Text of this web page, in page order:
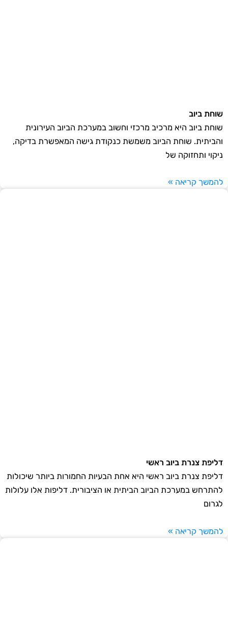
שוחת ביוב
שוחת ביוב היא מרכיב מרכזי וחשוב במערכת הביוב העירונית
והביתית. שוחת הביוב משמשת כנקודת גישה המאפשרת בדיקה,
ניקוי ותחזוקה של
להמשך קריאה »
דליפת צנרת ביוב ראשי
דליפת צנרת ביוב ראשי היא אחת הבעיות החמורות ביותר שיכולות
להתרחש במערכת הביוב הביתית או הציבורית. דליפות אלו עלולות
לגרום
להמשך קריאה »